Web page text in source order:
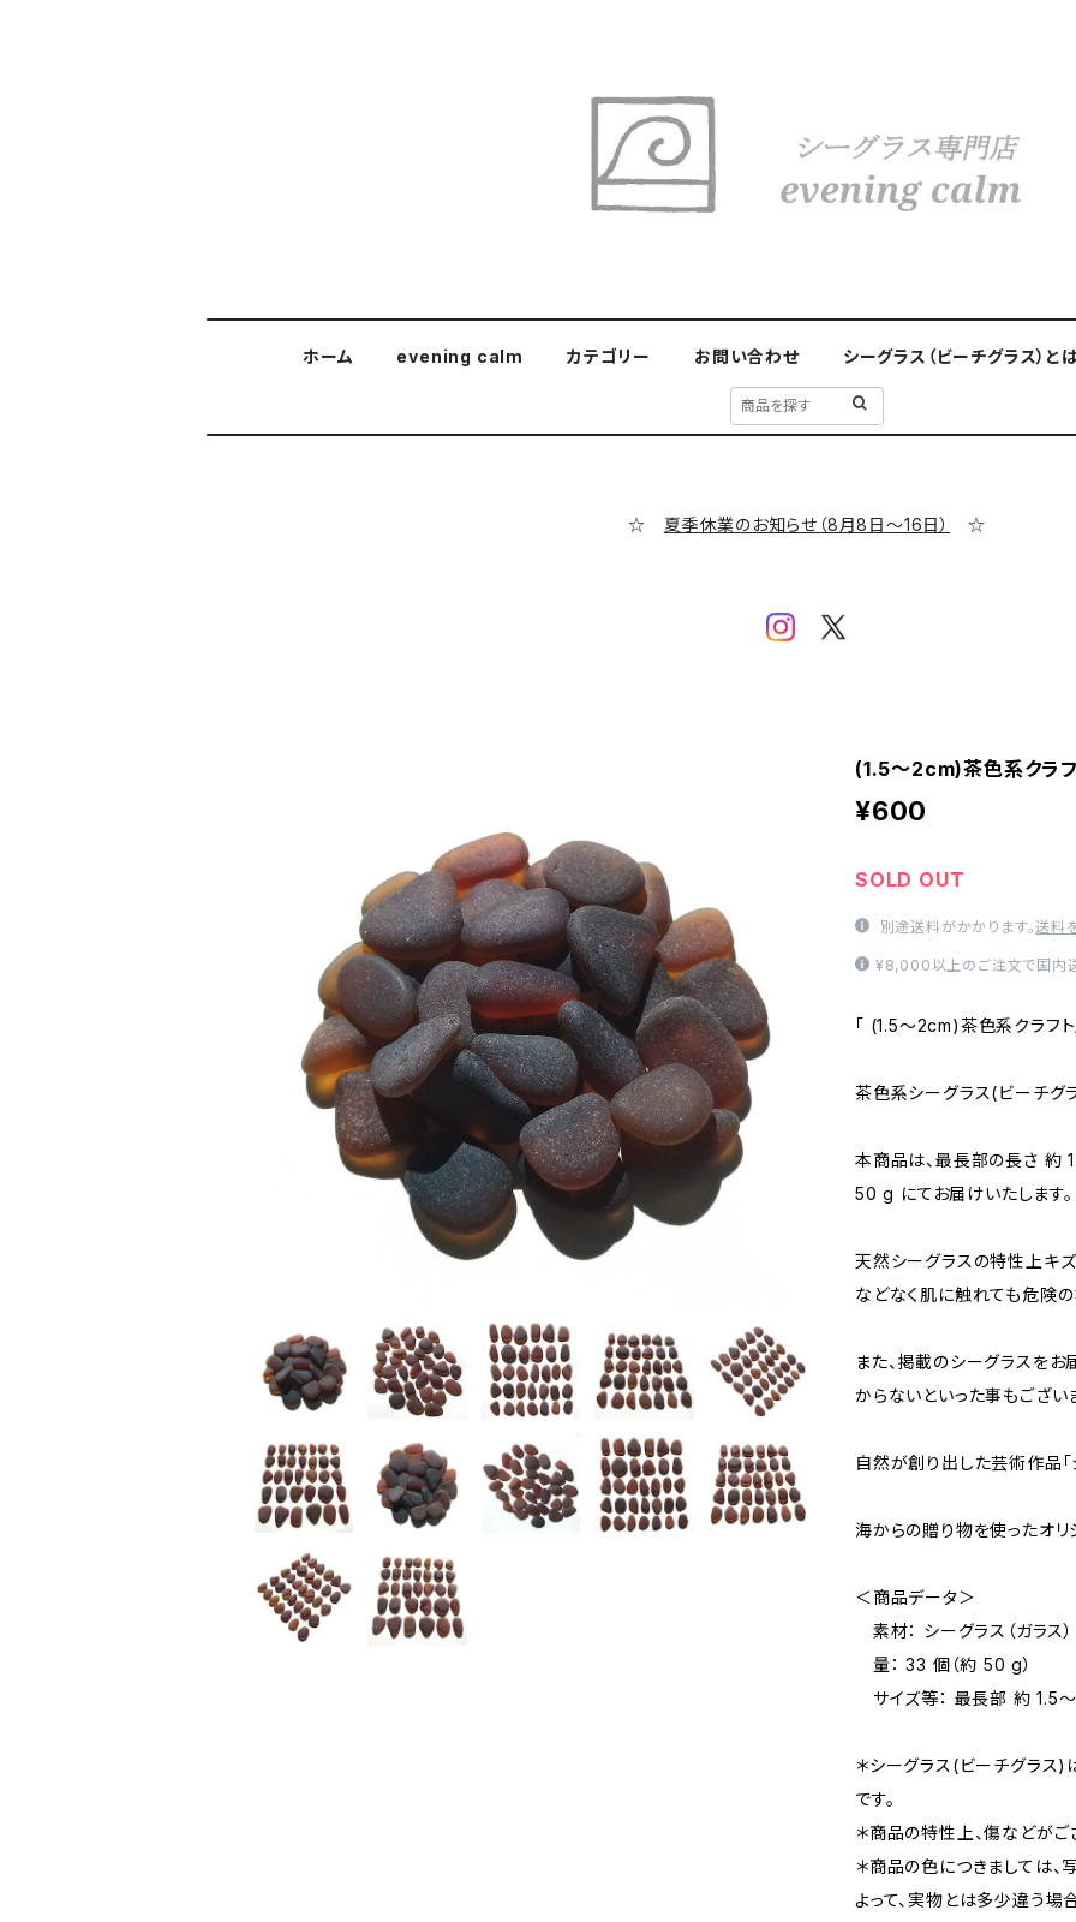
ホーム evening calm カテゴリー お問い合わせ シーグラス（ビーチグラス）と
☆ 夏季休業のお知らせ（8月8日～16日） ☆
(1.5～2cm)茶色系クラ
¥600
SOLD OUT
別途送料がかかります。送料
¥8,000以上のご注文で国内
「 (1.5～2cm)茶色系クラフ
茶色系シーグラス(ビーチグ
本商品は、最長部の長さ 約
50 g にてお届けいたします。
天然シーグラスの特性上キ
などなく肌に触れても危険
また、掲載のシーグラスをお
からないといった事もござい
自然が創り出した芸術作品「
海からの贈り物を使ったオリ
＜商品データ＞
素材： シーグラス（ガラス）
量： 33 個（約 50 g）
サイズ等： 最長部 約 1.5
＊シーグラス(ビーチグラス
です。
＊商品の特性上、傷などがご
＊商品の色につきましては
よって、実物とは多少違う場